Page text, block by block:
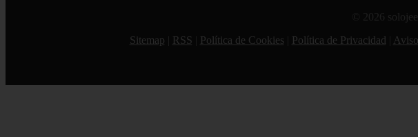
© 2026
Sitemap
RSS Política de Cookies Política de Privacidad